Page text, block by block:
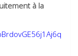
à la